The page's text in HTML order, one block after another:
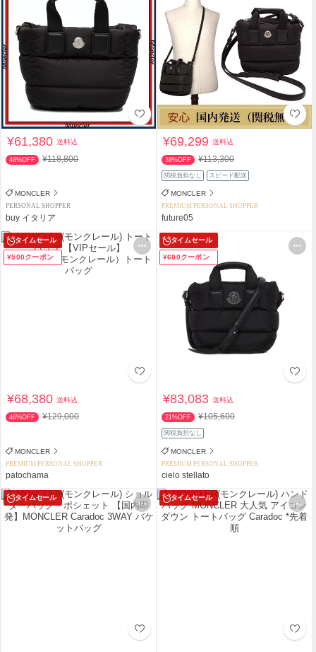
¥61,380送料込
48%OFF ¥118,800
MONCLER
PERSONAL SHOPPER
buy イタリア
¥69,299送料込
38%OFF ¥113,300
関税負担なし スピード配送
MONCLER
PREMIUM PERSONAL SHOPPER
future05
タイムセール
¥500クーポン
¥68,380送料込
46%OFF ¥129,000
MONCLER
PREMIUM PERSONAL SHOPPER
patochama
タイムセール
¥600クーポン
¥83,083送料込
21%OFF ¥105,600
関税負担なし
MONCLER
PREMIUM PERSONAL SHOPPER
cielo stellato
タイムセール タイムセール